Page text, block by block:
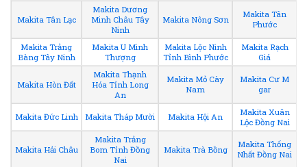
Makita Tân Lạc
Makita Dương
Minh Châu Tây
Ninh
Makita Nông Sơn
Makita Tân
Phước
Makita Trảng
Bàng Tây Ninh
Makita U Minh
Thượng
Makita Lộc Ninh
Tỉnh Bình Phước
Makita Rạch
Giá
Makita Hòn Đất
Makita Thạnh
Hóa Tỉnh Long
An
Makita Mỏ Cày
Nam
Makita Cư M
gar
Makita Đức Linh Makita Tháp Mười Makita Hội An
Makita Xuân
Lộc Đồng Nai
Makita Hải Châu
Makita Trảng
Bom Tỉnh Đồng
Nai
Makita Trà Bồng
Makita Thống
Nhất Đồng Nai